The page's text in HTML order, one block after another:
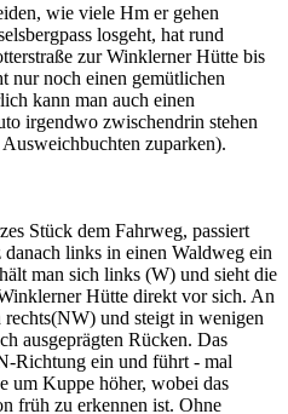
wie viele Hm er gehen
losgeht, hat rund
zur Winklerner Hütte bis
nur noch einen gemütlichen
kann man auch einen
irgendwo zwischendrin stehen
zuparken).
Stück dem Fahrweg, passiert
links in einen Waldweg ein
man sich links (W) und sieht die
Hütte direkt vor sich. An
und steigt in wenigen
ausgeprägten Rücken. Das
Richtung ein und führt - mal
um Kuppe höher, wobei das
früh zu erkennen ist. Ohne